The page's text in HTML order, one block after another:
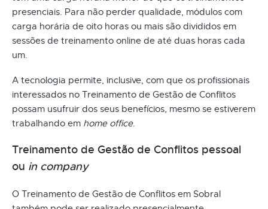
presenciais. Para não perder qualidade, módulos com
carga horária de oito horas ou mais são divididos em
sessões de treinamento online de até duas horas cada
um.
A tecnologia permite, inclusive, com que os profissionais
interessados no Treinamento de Gestão de Conflitos
possam usufruir dos seus benefícios, mesmo se estiverem
trabalhando em home office.
Treinamento de Gestão de Conflitos pessoal
ou in company
O Treinamento de Gestão de Conflitos em Sobral